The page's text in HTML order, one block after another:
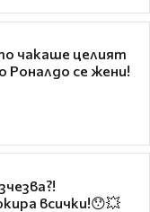
чакаше целият
Роналдо се жени!
всички!😯💥